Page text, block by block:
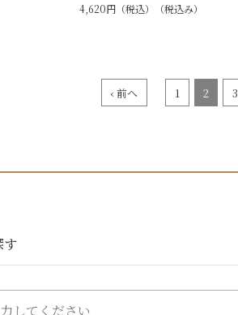
4,620円（税込）（税込み）
‹ 前へ 1 2 3
す